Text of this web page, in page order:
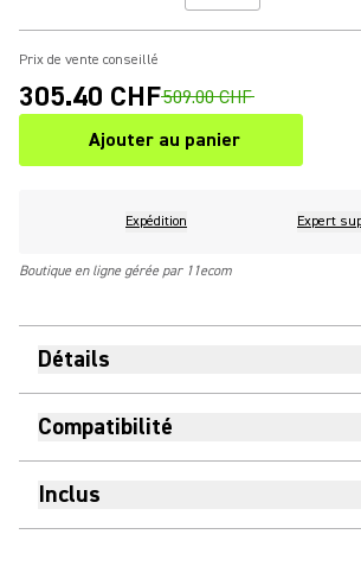
Prix de vente conseillé
305.40 CHF509.00 CHF
Ajouter au panier
Expédition Expert
Boutique en ligne gérée par 11ecom
Détails
Compatibilité
Inclus